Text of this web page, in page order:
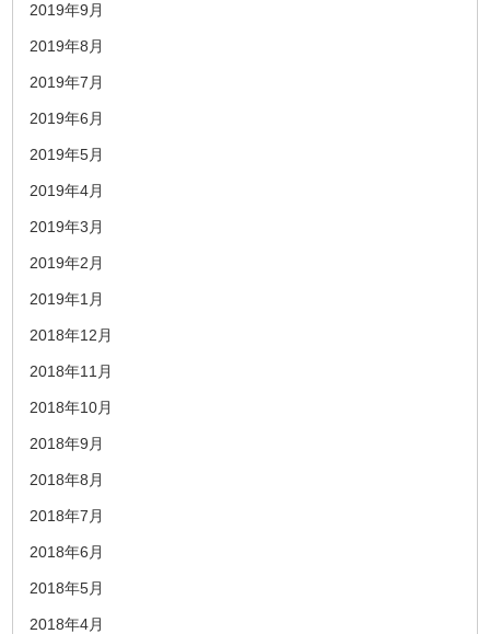
2019年9月
2019年8月
2019年7月
2019年6月
2019年5月
2019年4月
2019年3月
2019年2月
2019年1月
2018年12月
2018年11月
2018年10月
2018年9月
2018年8月
2018年7月
2018年6月
2018年5月
2018年4月